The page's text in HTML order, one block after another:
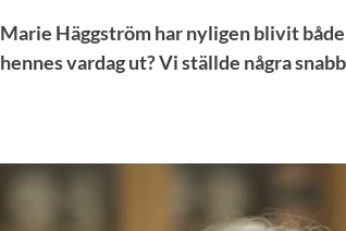
Marie Häggström har nyligen blivit
hennes vardag ut? Vi ställde några